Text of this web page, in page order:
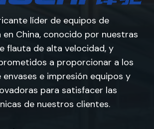
líder de equipos de
China, conocido por nuestras
flauta de alta velocidad, y
a proporcionar a los
e impresión equipos y
para satisfacer las
de nuestros clientes.